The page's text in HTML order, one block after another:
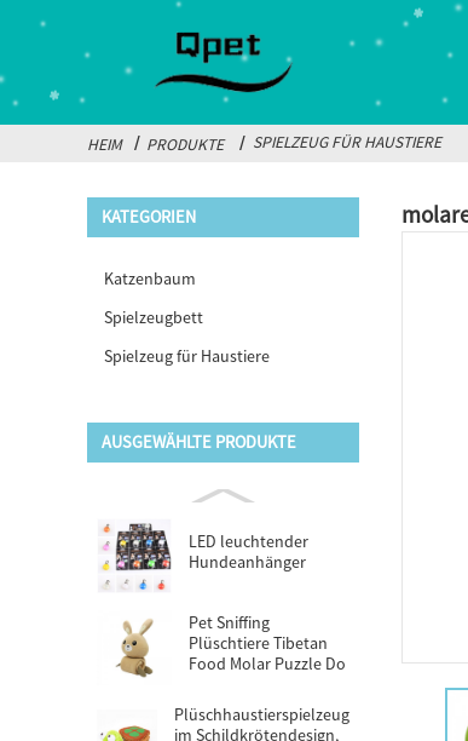
HEIM PRODUKTE SPIELZEUG FÜR HAUSTIERE
KATEGORIEN
Katzenbaum
Spielzeugbett
Spielzeug für Haustiere
AUSGEWÄHLTE PRODUKTE
LED leuchtender
Hundeanhänger
Pet Sniffing
Plüschtiere Tibetan
Food Molar Puzzle Do
Plüschhaustierspielzeug
im Schildkrötendesign,